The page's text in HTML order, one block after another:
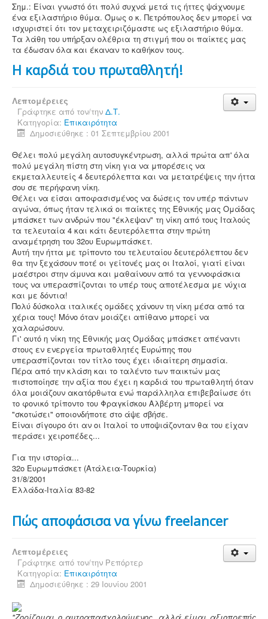
Σημ.: Είναι γνωστό ότι πολύ συχνά μετά τις ήττες ψάχνουμε
ένα εξιλαστήριο θύμα. Όμως ο κ. Πετρόπουλος δεν μπορεί να
ισχυριστεί ότι τον μεταχειριζόμαστε ως εξιλαστήριο θύμα.
Τα λάθη του υπήρξαν ολέθρια τη στιγμή που οι παίκτες μας
τα έδωσαν όλα και έκαναν το καθήκον τους.
Η καρδιά του πρωταθλητή!
Λεπτομέρειες
Γράφτηκε από τον/την Δ.Τ.
Κατηγορία: Επικαιρότητα
Δημοσιεύθηκε : 01 Σεπτεμβρίου 2001
Θέλει πολύ μεγάλη αυτοσυγκέντρωση, αλλά πρώτα απ' όλα
πολύ μεγάλη πίστη στη νίκη για να μπορέσεις να
εκμεταλλευτείς 4 δευτερόλεπτα και να μετατρέψεις την ήττα
σου σε περήφανη νίκη.
Θέλει να είσαι αποφασισμένος να δώσεις τον υπέρ πάντων
αγώνα, όπως ήταν τελικά οι παίκτες της Εθνικής μας Ομάδας
μπάσκετ των ανδρών που "έκλεψαν" τη νίκη από τους Ιταλούς
τα τελευταία 4 και κάτι δευτερόλεπτα στην πρώτη
αναμέτρηση του 32ου Ευρωμπάσκετ.
Αυτή την ήττα με τρίποντο του τελευταίου δευτερόλεπτου δεν
θα την ξεχάσουν ποτέ οι γείτονές μας οι Ιταλοί, γιατί είναι
μαέστροι στην άμυνα και μαθαίνουν από τα γεννοφάσκια
τους να υπερασπίζονται το υπέρ τους αποτέλεσμα με νύχια
και με δόντια!
Πολύ δύσκολα ιταλικές ομάδες χάνουν τη νίκη μέσα από τα
χέρια τους! Μόνο όταν μοιάζει απίθανο μπορεί να
χαλαρώσουν.
Γι' αυτό η νίκη της Εθνικής μας Ομάδας μπάσκετ απέναντι
στους εν ενεργεία πρωταθλητές Ευρώπης που
υπερασπίζονται τον τίτλο τους έχει ιδιαίτερη σημασία.
Πέρα από την κλάση και το ταλέντο των παικτών μας
πιστοποίησε την αξία που έχει η καρδιά του πρωταθλητή όταν
όλα μοιάζουν ακατόρθωτα ενώ παράλληλα επιβεβαίωσε ότι
το φονικό τρίποντο του Φραγκίσκου Αλβέρτη μπορεί να
"σκοτώσει" οποιονδήποτε στο άψε σβήσε.
Είναι σίγουρο ότι αν οι Ιταλοί το υποψιάζονταν θα του είχαν
περάσει χειροπέδες...
Για την ιστορία...
32ο Ευρωμπάσκετ (Ατάλεια-Τουρκία)
31/8/2001
Ελλάδα-Ιταλία 83-82
Πώς αποφάσισα να γίνω freelancer
Λεπτομέρειες
Γράφτηκε από τον/την Ρεπόρτερ
Κατηγορία: Επικαιρότητα
Δημοσιεύθηκε : 29 Ιουνίου 2001
"Ζορίζομαι ο αυτοαπασχολούμενος, αλλά είμαι αξιοπρεπής